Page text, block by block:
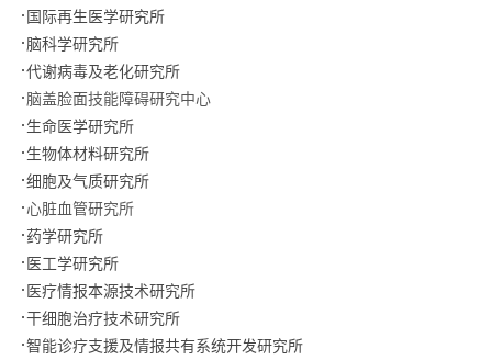
国际再生医学研究所
脑科学研究所
代谢病毒及老化研究所
脑盖脸面技能障碍研究中心
生命医学研究所
生物体材料研究所
细胞及气质研究所
心脏血管研究所
药学研究所
医工学研究所
医疗情报本源技术研究所
干细胞治疗技术研究所
智能诊疗支援及情报共有系统开发研究所